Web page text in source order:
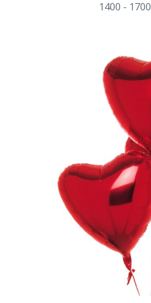
1400 - 1700